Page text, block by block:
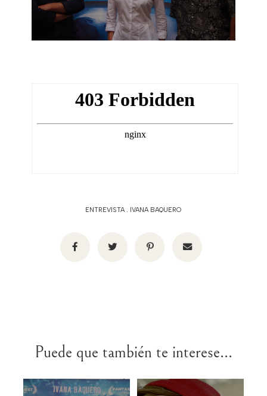
ENTREVISTA. IVANA BAQUERO
Puede que también te interese...